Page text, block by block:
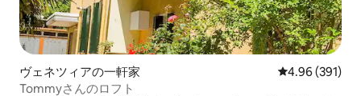
ヴェネツィアの一軒家 レビュー391
4.96 (391)
Tommyさんのロフト